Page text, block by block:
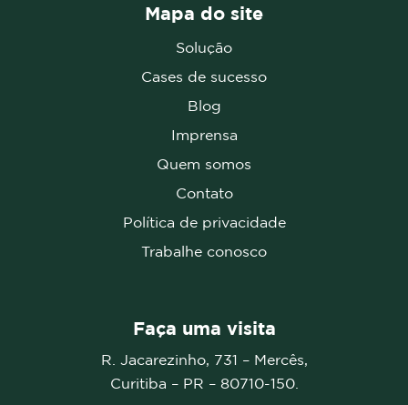
Mapa do site
Solução
Cases de sucesso
Blog
Imprensa
Quem somos
Contato
Política de privacidade
Trabalhe conosco
Faça uma visita
R. Jacarezinho, 731 – Mercês,
Curitiba – PR – 80710-150.